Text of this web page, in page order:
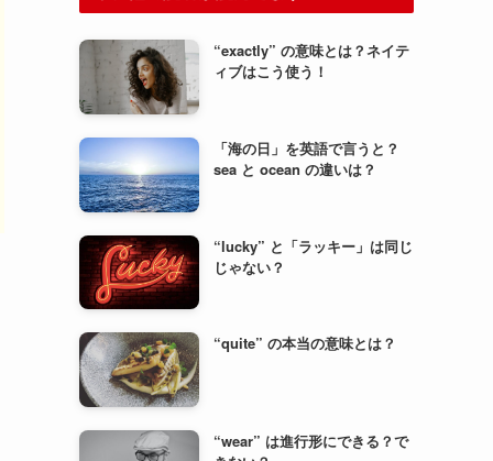
“exactly” の意味とは？ネイテ
ィブはこう使う！
「海の日」を英語で言うと？
sea と ocean の違いは？
“lucky” と「ラッキー」は同じ
じゃない？
“quite” の本当の意味とは？
“wear” は進行形にできる？で